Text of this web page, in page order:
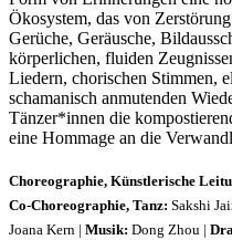
Ökosystem, das von
Gerüche, Geräusche,
körperlichen, fluiden
Liedern, chorischen Stimmen,
schamanisch anmutenden
Tänzer*innen die
eine Hommage an die
Choreographie, Künstlerische
Co-Choreographie, Tanz: Sakshi
Joana Kern | Musik: Dong Zhou |